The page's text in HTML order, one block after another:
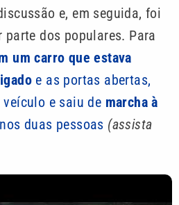
e, em seguida, foi
parte dos populares. Para
um carro que estava
e as portas abertas,
e saiu de marcha à
duas pessoas (assista